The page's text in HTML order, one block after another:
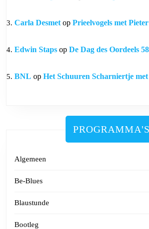
Carla Desmet op Prieelvogels met
Edwin Staps op De Dag des Oordeels
BNL op Het Schuuren Scharniertje
PROGRAMMA'S
Algemeen
Be-Blues
Blaustunde
Bootleg